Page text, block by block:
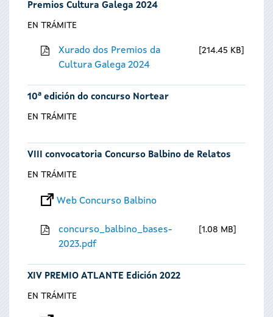
Premios Cultura Galega 2024
EN TRÁMITE
Xurado dos Premios da
Cultura Galega 2024
214.45 KB
10ª edición do concurso Nortear
EN TRÁMITE
VIII convocatoria Concurso Balbino de Relatos
EN TRÁMITE
Web Concurso Balbino
concurso_balbino_bases-
2023.pdf
1.08 MB
XIV PREMIO ATLANTE Edición 2022
EN TRÁMITE